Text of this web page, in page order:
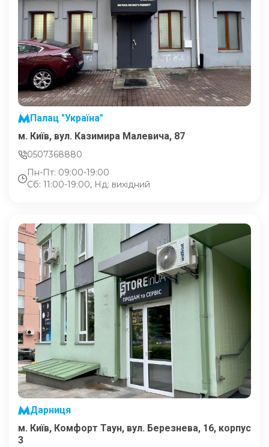
Палац "Україна"
м. Київ, вул. Казимира Малевича, 87
0507368880
Пн-Пт: 09:00-19:00
Сб: 11:00-19:00, Нд: вихідний
Дарниця
м. Київ, Комфорт Таун, вул. Березнева, 16, корпус
3